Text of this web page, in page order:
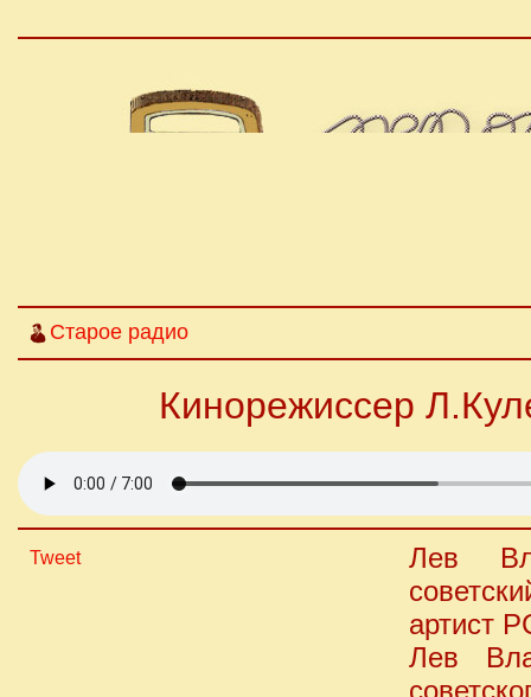
Старое радио
Кинорежиссер
Tweet
Лев
артист
Лев